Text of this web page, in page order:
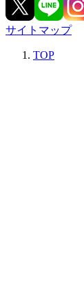
サイトマップ
TOP